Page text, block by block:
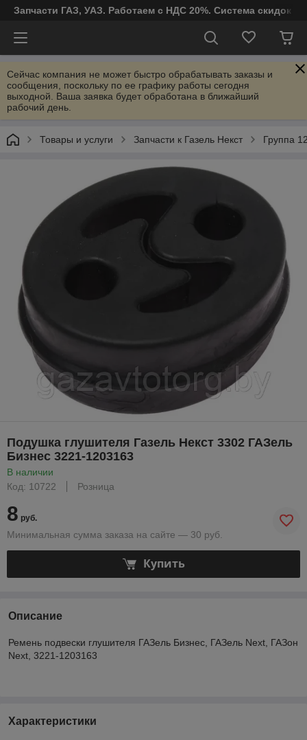
Запчасти ГАЗ, УАЗ. Работаем с НДС 20%. Система скидок
Сейчас компания не может быстро обрабатывать заказы и
сообщения, поскольку по ее графику работы сегодня
выходной. Ваша заявка будет обработана в ближайший
рабочий день.
Товары и услуги Запчасти к Газель Некст Группа
Подушка глушителя Газель Некст 3302 ГАЗель
Бизнес 3221-1203163
В наличии
Код: 10722
Розница
8 руб.
Минимальная сумма заказа на сайте — 30 руб.
Купить
Описание
Ремень подвески глушителя ГАЗель Бизнес, ГАЗель Next, ГАЗон
Next, 3221-1203163
Характеристики